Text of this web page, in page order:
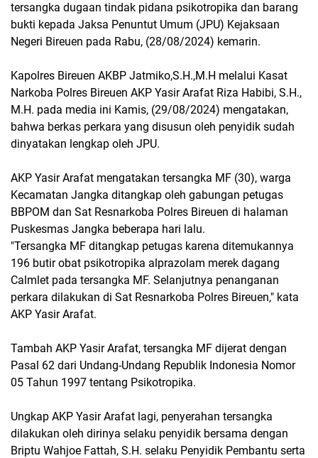
tersangka dugaan tindak pidana psikotropika dan barang
bukti kepada Jaksa Penuntut Umum (JPU) Kejaksaan
Negeri Bireuen pada Rabu, (28/08/2024) kemarin.
Kapolres Bireuen AKBP Jatmiko,S.H.,M.H melalui Kasat
Narkoba Polres Bireuen AKP Yasir Arafat Riza Habibi, S.H.,
M.H. pada media ini Kamis, (29/08/2024) mengatakan,
bahwa berkas perkara yang disusun oleh penyidik sudah
dinyatakan lengkap oleh JPU.
AKP Yasir Arafat mengatakan tersangka MF (30), warga
Kecamatan Jangka ditangkap oleh gabungan petugas
BBPOM dan Sat Resnarkoba Polres Bireuen di halaman
Puskesmas Jangka beberapa hari lalu.
"Tersangka MF ditangkap petugas karena ditemukannya
196 butir obat psikotropika alprazolam merek dagang
Calmlet pada tersangka MF. Selanjutnya penanganan
perkara dilakukan di Sat Resnarkoba Polres Bireuen," kata
AKP Yasir Arafat.
Tambah AKP Yasir Arafat, tersangka MF dijerat dengan
Pasal 62 dari Undang-Undang Republik Indonesia Nomor
05 Tahun 1997 tentang Psikotropika.
Ungkap AKP Yasir Arafat lagi, penyerahan tersangka
dilakukan oleh dirinya selaku penyidik bersama dengan
Briptu Wahjoe Fattah, S.H. selaku Penyidik Pembantu serta